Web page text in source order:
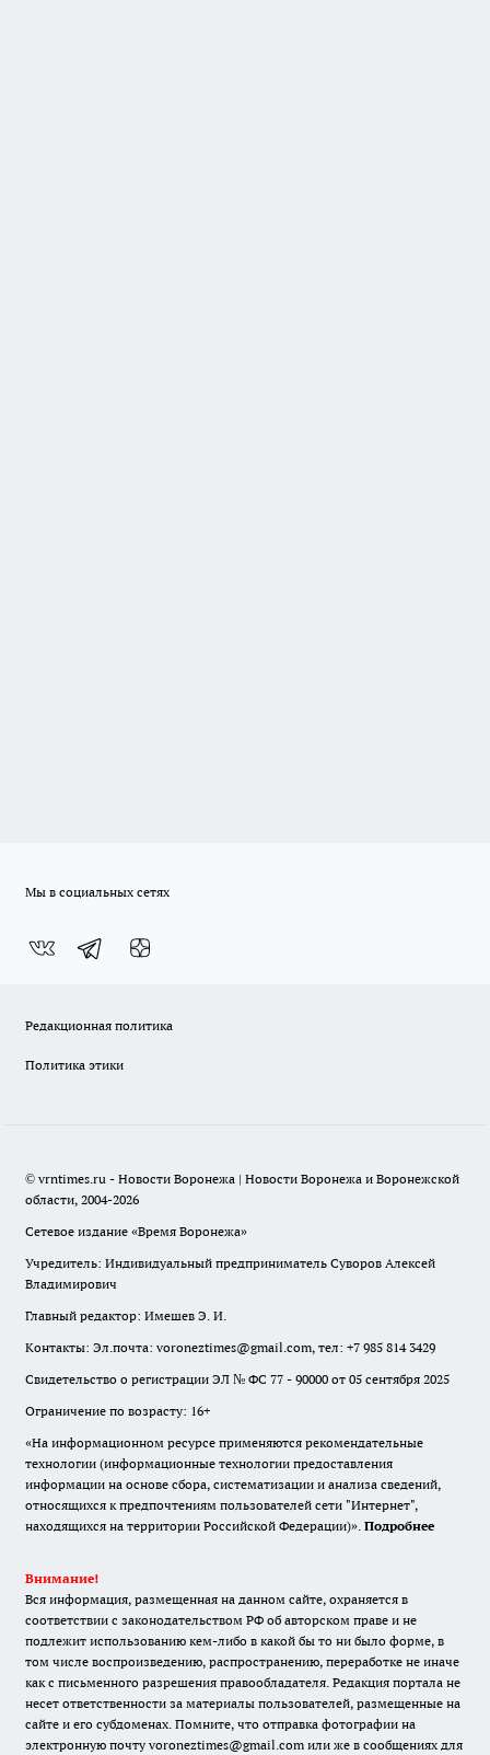
Мы в социальных сетях
Редакционная политика
Политика этики
© vrntimes.ru - Новости Воронежа | Новости Воронежа и Воронежской
области, 2004-2026
Сетевое издание «Время Воронежа»
Учредитель: Индивидуальный предприниматель Суворов Алексей
Владимирович
Главный редактор: Имешев Э. И.
Контакты: Эл.почта: voroneztimes@gmail.com, тел: +7 985 814 3429
Свидетельство о регистрации ЭЛ № ФС 77 - 90000 от 05 сентября 2025
Ограничение по возрасту: 16+
«На информационном ресурсе применяются рекомендательные
технологии (информационные технологии предоставления
информации на основе сбора, систематизации и анализа сведений,
относящихся к предпочтениям пользователей сети "Интернет",
находящихся на территории Российской Федерации)». Подробнее
Внимание!
Вся информация, размещенная на данном сайте, охраняется в
соответствии с законодательством РФ об авторском праве и не
подлежит использованию кем-либо в какой бы то ни было форме, в
том числе воспроизведению, распространению, переработке не иначе
как с письменного разрешения правообладателя. Редакция портала не
несет ответственности за материалы пользователей, размещенные на
сайте и его субдоменах. Помните, что отправка фотографии на
электронную почту voroneztimes@gmail.com или же в сообщениях для